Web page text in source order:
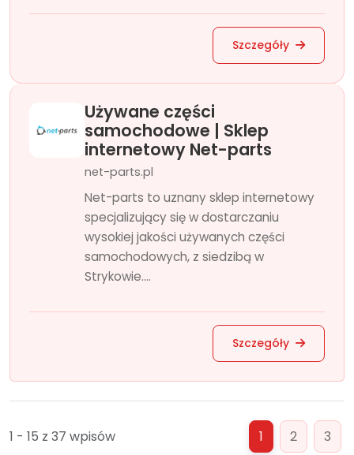
Szczegóły
Używane części
samochodowe | Sklep
internetowy Net-parts
net-parts.pl
Net-parts to uznany sklep internetowy
specjalizujący się w dostarczaniu
wysokiej jakości używanych części
samochodowych, z siedzibą w
Strykowie....
Szczegóły
1 - 15 z 37 wpisów 1 2 3